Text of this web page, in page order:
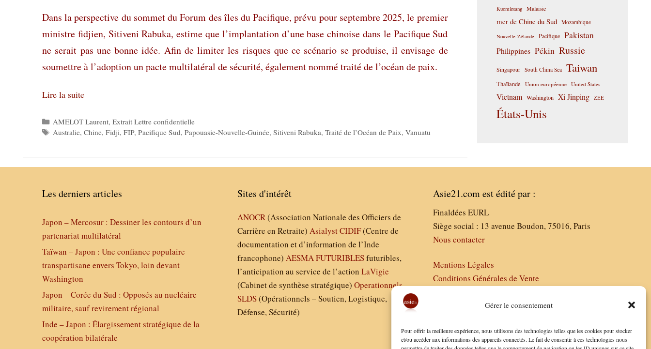
Gérer le consentement
Pour offrir la meilleure expérience, nous utilisons des technologies telles que les cookies pour stocker
et/ou accéder aux informations des appareils connectés. Le fait de consentir à ces technologies nous
Dans la perspective du sommet du Forum des îles du Pacifique, prévu pour septembre 2025, le premier
ministre fidjien, Sitiveni Rabuka, estime que l’implantation d’une base chinoise dans le Pacifique Sud
ne serait pas une bonne idée. Afin de limiter les risques que ce scénario se produise, il envisage de
soumettre à l’adoption un pacte multilatéral de sécurité, également nommé traité de l’océan de paix.
Lire la suite
Catégories
AMELOT Laurent,Extrait Lettre confidentielle
Étiquettes
Australie,Chine,Fidji,FIP,Pacifique Sud,Papouasie-Nouvelle-Guinée,Sitiveni Rabuka,Traité de l’Océan de Paix,Vanuatu
Kuomintang Malaisie
mer de Chine du Sud Mozambique
Nouvelle-Zélande Pacifique Pakistan
Philippines Pékin Russie
Singapour South China Sea Taiwan
Thaïlande Union européenne United States
Vietnam Washington Xi Jinping ZEE
États-Unis
Les derniers articles
Japon – Mercosur : Dessiner les contours d’un
partenariat multilatéral
Taïwan – Japon : Une confiance populaire
transpartisane envers Tokyo, loin devant
Washington
Japon – Corée du Sud : Opposés au nucléaire
militaire, sauf revirement régional
Inde – Japon : Élargissement stratégique de la
coopération bilatérale
Sites d'intérêt
ANOCR(Association Nationale des Officiers de
Carrière en Retraite)AsialystCIDIF(Centre de
documentation et d’information de l’Inde
francophone)AESMAFUTURIBLESfuturibles,
l’anticipation au service de l’actionLaVigie
(Cabinet de synthèse stratégique)Operationnels
SLDS(Opérationnels – Soutien, Logistique,
Défense, Sécurité)
Asie21.com est édité par :
Finaldées EURL
Siège social : 13 avenue Boudon, 75016, Paris
Nous contacter
Mentions Légales
Conditions Générales de Vente